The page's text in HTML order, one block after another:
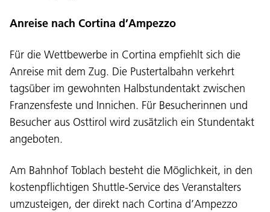
Anreise nach Cortina d’Ampezzo
Für die Wettbewerbe in Cortina empfiehlt sich die
Anreise mit dem Zug. Die Pustertalbahn verkehrt
tagsüber im gewohnten Halbstundentakt zwischen
Franzensfeste und Innichen. Für Besucherinnen und
Besucher aus Osttirol wird zusätzlich ein Stundentakt
angeboten.
Am Bahnhof Toblach besteht die Möglichkeit, in den
kostenpflichtigen Shuttle-Service des Veranstalters
umzusteigen, der direkt nach Cortina d’Ampezzo